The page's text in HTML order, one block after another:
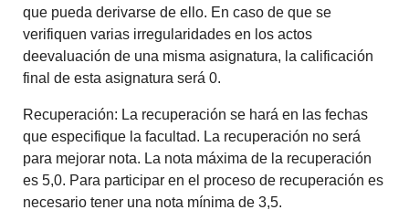
que pueda derivarse de ello. En caso de que se
verifiquen varias irregularidades en los actos
deevaluación de una misma asignatura, la calificación
final de esta asignatura será 0.
Recuperación: La recuperación se hará en las fechas
que especifique la facultad. La recuperación no será
para mejorar nota. La nota máxima de la recuperación
es 5,0. Para participar en el proceso de recuperación es
necesario tener una nota mínima de3,5.